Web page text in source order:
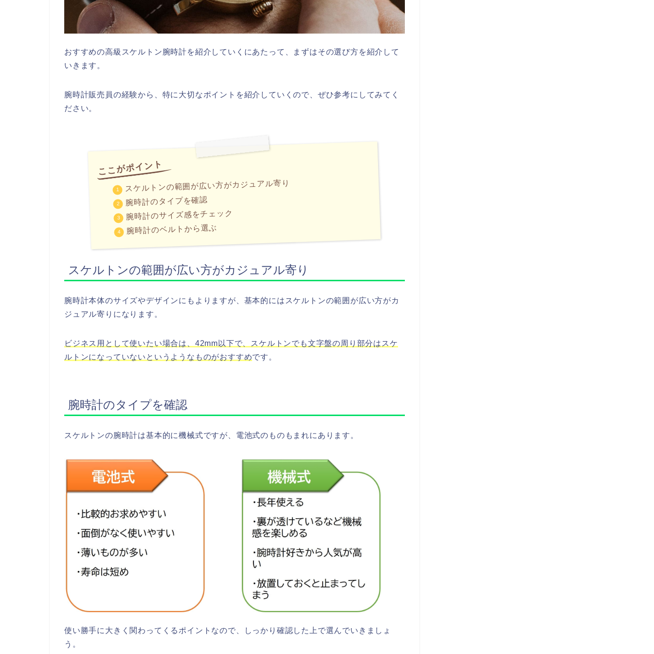
おすすめの高級スケルトン腕時計を紹介していくにあたって、まずはその選び方を紹介して
いきます。
腕時計販売員の経験から、特に大切なポイントを紹介していくので、ぜひ参考にしてみてく
ださい。
スケルトンの範囲が広い方がカジュアル寄り
腕時計のタイプを確認
腕時計のサイズ感をチェック
腕時計のベルトから選ぶ
スケルトンの範囲が広い方がカジュアル寄り
腕時計本体のサイズやデザインにもよりますが、基本的にはスケルトンの範囲が広い方がカ
ジュアル寄りになります。
ビジネス用として使いたい場合は、42mm以下で、スケルトンでも文字盤の周り部分はスケ
ルトンになっていないというようなものがおすすめです。
腕時計のタイプを確認
スケルトンの腕時計は基本的に機械式ですが、電池式のものもまれにあります。
使い勝手に大きく関わってくるポイントなので、しっかり確認した上で選んでいきましょ
う。